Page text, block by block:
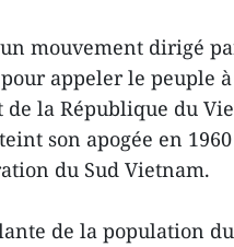
mouvement dirigé
appeler le peuple
la République du
son apogée en
du Sud Vietnam.
de la population